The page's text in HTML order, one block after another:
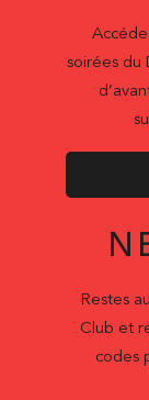
soirées du
Restes
Club et
codes